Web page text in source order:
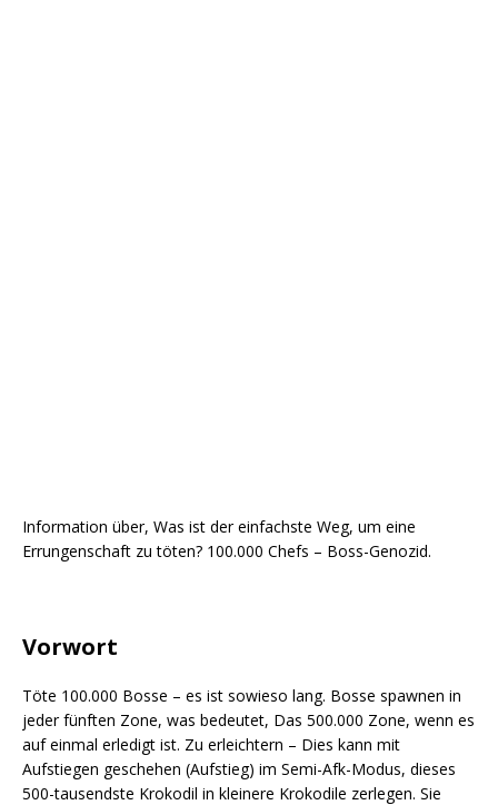
Information über, Was ist der einfachste Weg, um eine
Errungenschaft zu töten? 100.000 Chefs – Boss-Genozid.
Vorwort
Töte 100.000 Bosse – es ist sowieso lang. Bosse spawnen in
jeder fünften Zone, was bedeutet, Das 500.000 Zone, wenn es
auf einmal erledigt ist. Zu erleichtern – Dies kann mit
Aufstiegen geschehen (Aufstieg) im Semi-Afk-Modus, dieses
500-tausendste Krokodil in kleinere Krokodile zerlegen. Sie